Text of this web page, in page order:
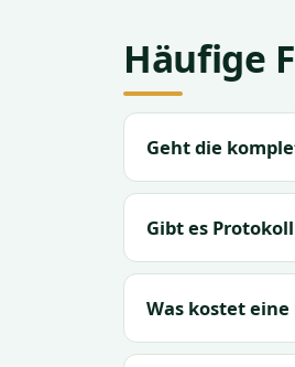
Häufige
Geht die
Gibt es
Was kostet